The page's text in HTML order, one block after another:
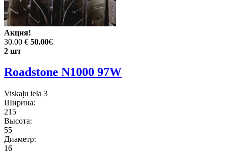
Акция!
30.00 € 50.00€
2 шт
Roadstone N1000 97W
Viskaļu iela 3
Ширина:
215
Высота:
55
Диаметр:
16